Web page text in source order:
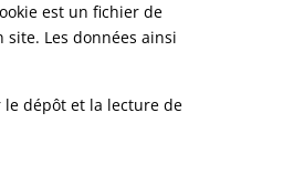
est un fichier de
Les données ainsi
dépôt et la lecture de